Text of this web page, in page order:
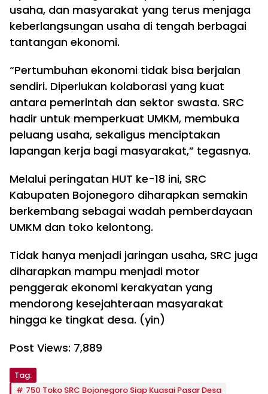
usaha, dan masyarakat yang terus menjaga
keberlangsungan usaha di tengah berbagai
tantangan ekonomi.
“Pertumbuhan ekonomi tidak bisa berjalan
sendiri. Diperlukan kolaborasi yang kuat
antara pemerintah dan sektor swasta. SRC
hadir untuk memperkuat UMKM, membuka
peluang usaha, sekaligus menciptakan
lapangan kerja bagi masyarakat,” tegasnya.
Melalui peringatan HUT ke-18 ini, SRC
Kabupaten Bojonegoro diharapkan semakin
berkembang sebagai wadah pemberdayaan
UMKM dan toko kelontong.
Tidak hanya menjadi jaringan usaha, SRC juga
diharapkan mampu menjadi motor
penggerak ekonomi kerakyatan yang
mendorong kesejahteraan masyarakat
hingga ke tingkat desa. (yin)
Post Views: 7,889
Tag:
750 Toko SRC Bojonegoro Siap Kuasai Pasar Desa